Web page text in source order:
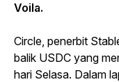
Voila.
Circle, penerbit
balik USDC yang
hari Selasa. Dalam